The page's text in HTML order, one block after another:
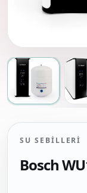
SU SEBILLERI
Bosch